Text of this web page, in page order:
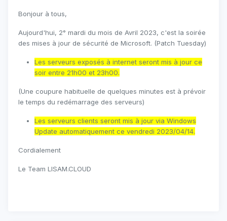
Bonjour à tous,
Aujourd'hui, 2° mardi du mois de Avril 2023, c'est la soirée
des mises à jour de sécurité de Microsoft. (Patch Tuesday)
Les serveurs exposés à internet seront mis à jour ce
soir entre 21h00 et 23h00.
(Une coupure habituelle de quelques minutes est à prévoir
le temps du redémarrage des serveurs)
Les serveurs clients seront mis à jour via Windows
Update automatiquement ce vendredi 2023/04/14.
Cordialement
Le Team LISAM.CLOUD